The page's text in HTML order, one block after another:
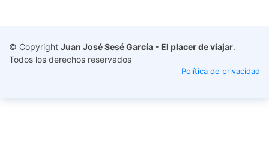
© Copyright Juan José Sesé García - El placer de viajar.
Todos los derechos reservados
Política de privacidad